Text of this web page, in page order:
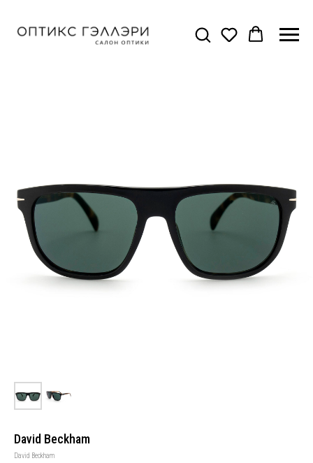
David Beckham
David Beckham